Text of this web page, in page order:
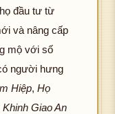
đầu tư từ
và nâng cấp
mộ với số
người hưng
Hiệp,Họ
Giao An